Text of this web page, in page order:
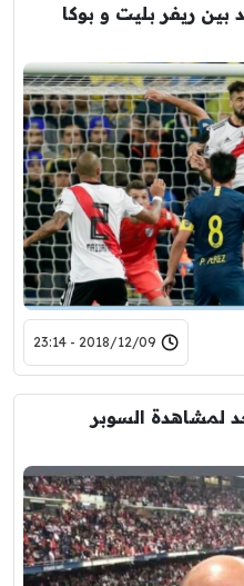
بين ريفر بليت و بوكا
2018/12/09 - 23:14
لمشاهدة السوبر